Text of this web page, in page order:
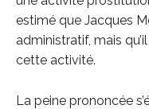
estimé que Jacques
administratif, mais
cette activité.
La peine prononcée